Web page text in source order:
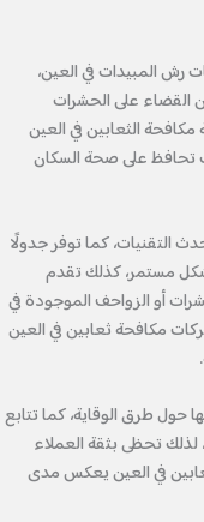
رش المبيدات في العين،
على الحشرات
الثعابين في العين
تحافظ على صحة السكان
التقنيات، كما توفر جدولًا
مستمر، كذلك تقدم
الزواحف الموجودة في
مكافحة ثعابين في العين
حول طرق الوقاية، كما تتابع
تحظى بثقة العملاء
في العين يعكس مدى